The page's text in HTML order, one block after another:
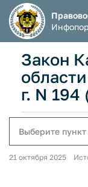
Закон
г. N
Выберите
21 октября 2025